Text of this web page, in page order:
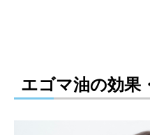
エゴマ油の効果